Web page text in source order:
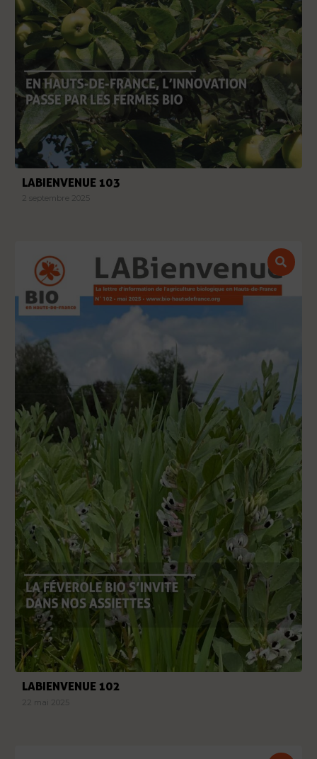
LABIENVENUE 103
2 septembre 2025
LABIENVENUE 102
22 mai 2025